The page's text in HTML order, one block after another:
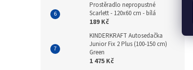
Prostěradlo nepropustné
Scarlett - 120x60 cm - bílá
189 Kč
KINDERKRAFT Autosedačka
Junior Fix 2 Plus (100-150 cm)
Green
1 475 Kč